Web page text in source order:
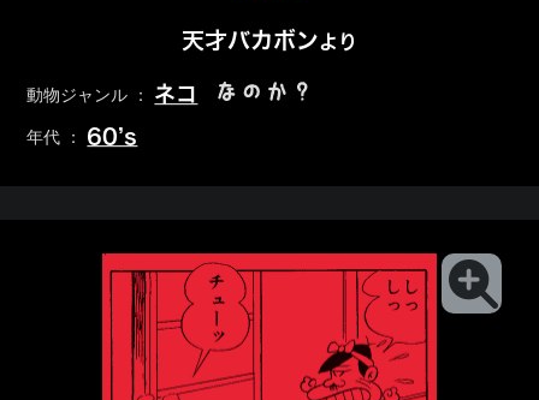
天才バカボンより
動物ジャンル ： ネコ なのか？
年代 ： 60’s